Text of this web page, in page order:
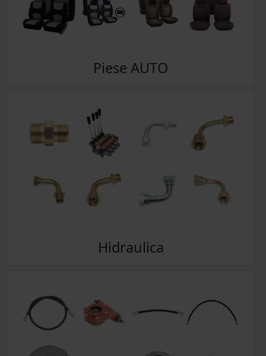
Piese AUTO
Hidraulica